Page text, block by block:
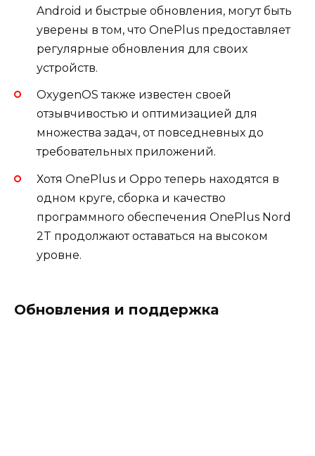
Android и быстрые обновления, могут быть
уверены в том, что OnePlus предоставляет
регулярные обновления для своих
устройств.
ОxygenOS также известен своей
отзывчивостью и оптимизацией для
множества задач, от повседневных до
требовательных приложений.
Хотя OnePlus и Oppo теперь находятся в
одном круге, сборка и качество
программного обеспечения OnePlus Nord
2T продолжают оставаться на высоком
уровне.
Обновления и поддержка